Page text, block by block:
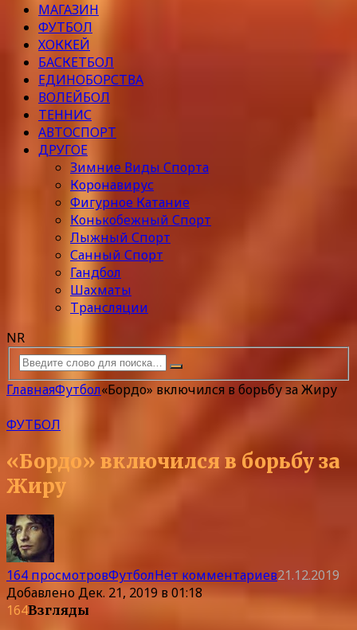
МАГАЗИН
ФУТБОЛ
ХОККЕЙ
БАСКЕТБОЛ
ЕДИНОБОРСТВА
ВОЛЕЙБОЛ
ТЕННИС
АВТОСПОРТ
ДРУГОЕ
Зимние Виды Спорта
Коронавирус
Фигурное Катание
Конькобежный Спорт
Лыжный Спорт
Санный Спорт
Гандбол
Шахматы
Трансляции
NR
ГлавнаяФутбол«Бордо» включился в борьбу за Жиру
ФУТБОЛ
«Бордо» включился в борьбу за
Жиру
164 просмотровФутболНет комментариев21.12.2019
ДобавленоДек. 21, 2019 в 01:18
164Взгляды